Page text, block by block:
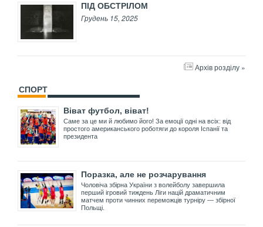
ПІД ОБСТРІЛОМ
Грудень 15, 2025
Архів розділу »
СПОРТ
Віват футбол, віват!
Саме за це ми й любимо його! За емоції одні на всіх: від
простого американського роботяги до короля Іспанії та
президента
Поразка, але не розчарування
Чоловіча збірна України з волейболу завершила
перший ігровий тиждень Ліги націй драматичним
матчем проти чинних переможців турніру — збірної
Польщі.